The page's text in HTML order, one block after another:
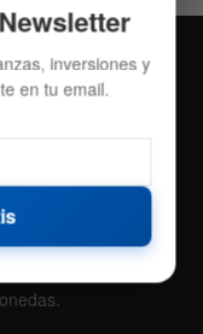
inversiones y
en tu email.